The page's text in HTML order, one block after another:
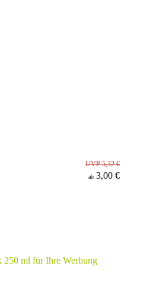
UVP 5,32 €
ab 3,00 €
250 ml für Ihre Werbung